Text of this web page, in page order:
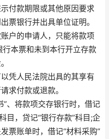
付款期限或其他原因要求
票银行并出具单位证明。
户的申请人，只能将款项
本票和未到本行开立存款
凭人民法院出具的其享有
求付款或退款。
”、将款项交存银行时，借记
，贷记“银行存款”科目;企
票账单时，借记“材料采购”